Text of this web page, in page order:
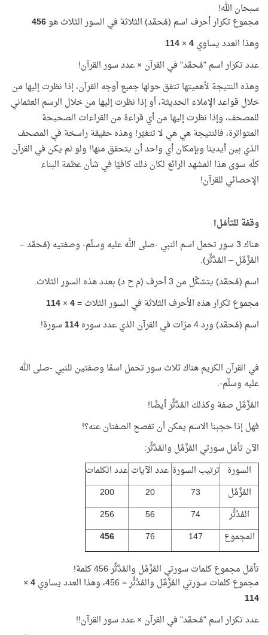
سبحان الله!
مجموع تكرار أحرف اسم (مُحمَّد) الثلاثة في السور الثلاث هو456
وهذا العدد يساوي4
×
114
عدد تكرار اسم "مُحمَّد" في القرآن × عدد سور القرآن!
وهذه النتيجة لأهميتها تتفق حولها جميع أوجه القرآن، إذا نظرت إليها من
خلال قواعد الإملاء الحديثة، أو إذا نظرت إليها من خلال الرسم العثماني
للمصحف، وإذا نظرت إليها من أي قراءة من القراءات الصحيحة
المتواترة، فالنتيجة هي هي لا تتغيّر! وهذه حقيقة راسخة في المصحف
الذي بين أيدينا وبإمكان أي واحد أن يتحقق منها! ولو لم يكن في القرآن
كلّه سوى هذا المشهد الرائع لكان ذلك كافيًا في شأن عظمة البناء
الإحصائي للقرآن!
وقفة للتأمّل!
هناك 3 سور تحمل اسم النبي -صلى الله عليه وسلّم- وصفتيه (مُحمَّد –
المُزَّمِّل – المُدَّثِّر).
اسم (مُحمَّد) يتشكَّل من 3 أحرف (م ح د) بعدد هذه السور الثلاث.
مجموع تكرار هذه الأحرف الثلاثة في السور الثلاث =4
×
114
اسم (مُحمَّد) ورد 4 مرّات في القرآن الذي عدد سوره
114سورة!
في القرآن الكريم هناك ثلاث سور تحمل اسمًا وصفتين للنبي -صلى الله
عليه وسلّم-.
المُزَّمِّل صفة وكذلك المُدَّثِّر أيضًا!
فهل إذا حجبنا الاسم يمكن أن تفصح الصفتان عنه؟!
الآن تأمّل سورتي المُزَّمِّل والمُدَّثِّر:
السورة ترتيب السورة عدد الآيات عدد الكلمات
المُزَّمِّل
73
20
200
المُدَّثِّر
74
56
256
المجموع
147
76
456
تأمّل مجموع كلمات سورتي المُزَّمِّل والمُدَّثِّر 456 كلمة!
مجموع كلمات سورتي المُزَّمِّل والمُدَّثِّر = 456، وهذا العدد يساوي
4
×
114
عدد تكرار اسم "مُحمَّد" في القرآن × عدد سور القرآن!!